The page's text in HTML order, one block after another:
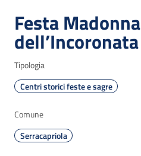
Festa Madonna
dell’Incoronata
Tipologia
Centri storici feste e sagre
Comune
Serracapriola